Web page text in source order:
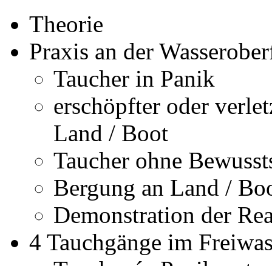
Theorie
Praxis an der
Taucher in Panik
erschöpfter oder
Land / Boot
Taucher ohne
Bergung an Land /
Demonstration der
4 Tauchgänge im